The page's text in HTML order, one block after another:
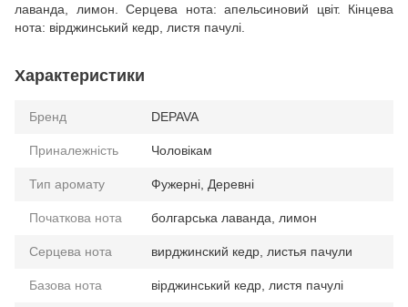
лаванда, лимон. Серцева нота: апельсиновий цвіт. Кінцева
нота: вірджинський кедр, листя пачулі.
Характеристики
Бренд DEPAVA
Приналежність Чоловікам
Тип аромату Фужерні, Деревні
Початкова нота болгарська лаванда, лимон
Серцева нота вирджинский кедр, листья пачули
Базова нота вірджинський кедр, листя пачулі